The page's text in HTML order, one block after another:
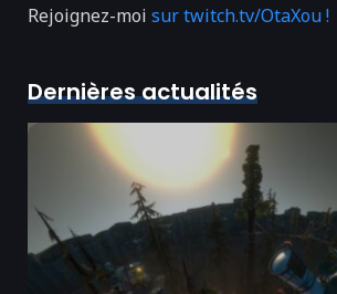
Rejoignez-moi sur twitch.tv/OtaXou !
Dernières actualités